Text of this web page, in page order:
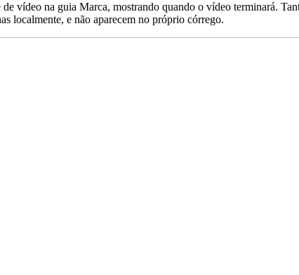
vídeo na guia Marca, mostrando quando o vídeo terminará.
localmente, e não aparecem no próprio córrego.